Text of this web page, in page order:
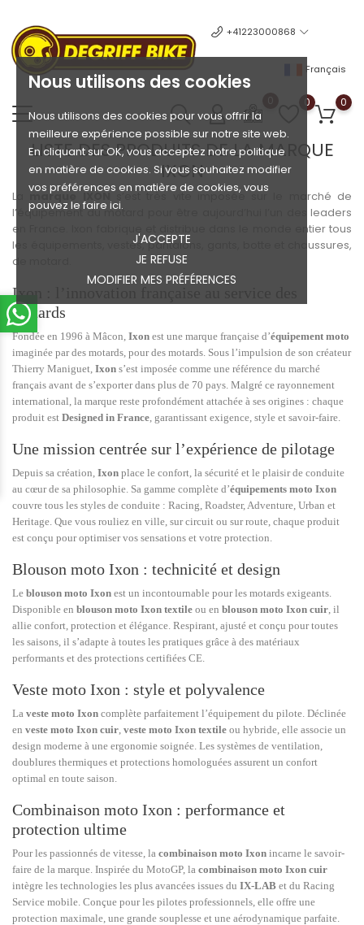
Nous utilisons des cookies
Nous utilisons des cookies pour vous offrir la
meilleure expérience possible sur notre site web.
En cliquant sur OK, vous acceptez notre politique
en matière de cookies. Si vous souhaitez modifier
vos préférences en matière de cookies, vous
pouvez le faire ici.
J'ACCEPTE
JE REFUSE
MODIFIER MES PRÉFÉRENCES
+41223000868
Français
0 0
LISTE DES PRODUITS DE LA MARQUE
IXON
La marque IXONs’est très vite imposée sur le marché de
l’équipement du motard pour être aujourd’hui l’un des leaders
en France. Ixon fabrique et distribue dans le monde entier tous
les équipements, vestes, pantalons, gants, botte et chaussures,
de motard.
Ixon : l’innovation française au service des
motards
Fondée en 1996 à Mâcon, Ixon est une marque française d’équipement moto
imaginée par des motards, pour des motards. Sous l’impulsion de son créateur
Thierry Maniguet, Ixon s’est imposée comme une référence du marché
français avant de s’exporter dans plus de 70 pays. Malgré ce rayonnement
international, la marque reste profondément attachée à ses origines : chaque
produit est Designed in France, garantissant exigence, style et savoir-faire.
Une mission centrée sur l’expérience de pilotage
Depuis sa création, Ixon place le confort, la sécurité et le plaisir de conduite
au cœur de sa philosophie. Sa gamme complète d’équipements moto Ixon
couvre tous les styles de conduite : Racing, Roadster, Adventure, Urban et
Heritage. Que vous rouliez en ville, sur circuit ou sur route, chaque produit
est conçu pour optimiser vos sensations et votre protection.
Blouson moto Ixon : technicité et design
Le blouson moto Ixon est un incontournable pour les motards exigeants.
Disponible en blouson moto Ixon textile ou en blouson moto Ixon cuir, il
allie confort, protection et élégance. Respirant, ajusté et conçu pour toutes
les saisons, il s’adapte à toutes les pratiques grâce à des matériaux
performants et des protections certifiées CE.
Veste moto Ixon : style et polyvalence
La veste moto Ixon complète parfaitement l’équipement du pilote. Déclinée
en veste moto Ixon cuir, veste moto Ixon textile ou hybride, elle associe un
design moderne à une ergonomie soignée. Les systèmes de ventilation,
doublures thermiques et protections homologuées assurent un confort
optimal en toute saison.
Combinaison moto Ixon : performance et
protection ultime
Pour les passionnés de vitesse, la combinaison moto Ixon incarne le savoir-
faire de la marque. Inspirée du MotoGP, la combinaison moto Ixon cuir
intègre les technologies les plus avancées issues du IX-LAB et du Racing
Service mobile. Conçue pour les pilotes professionnels, elle offre une
protection maximale, une grande souplesse et une aérodynamique parfaite.